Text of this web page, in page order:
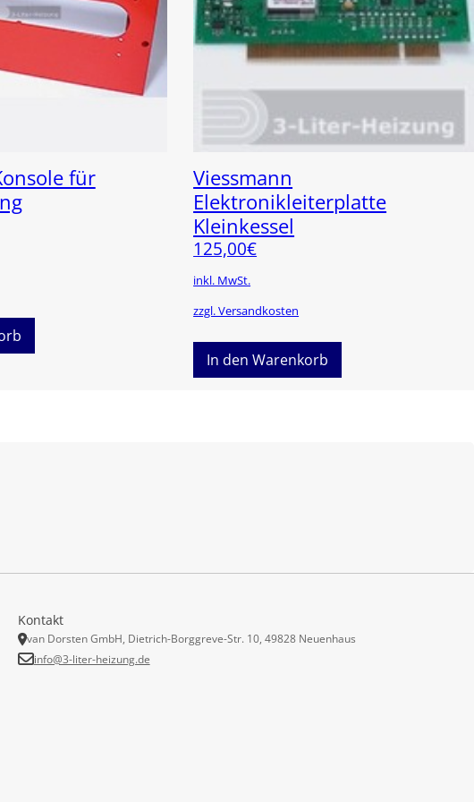
für
Viessmann
Elektronikleiterplatte
Kleinkessel
125,00€
inkl. MwSt.
zzgl. Versandkosten
In den Warenkorb
Kontakt
van Dorsten GmbH, Dietrich-Borggreve-Str. 10, 49828 Neuenhaus
info@3-liter-heizung.de